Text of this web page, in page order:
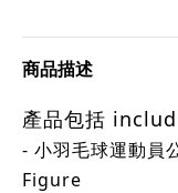
商品描述
產品包括
- 小羽毛球運動
Figure